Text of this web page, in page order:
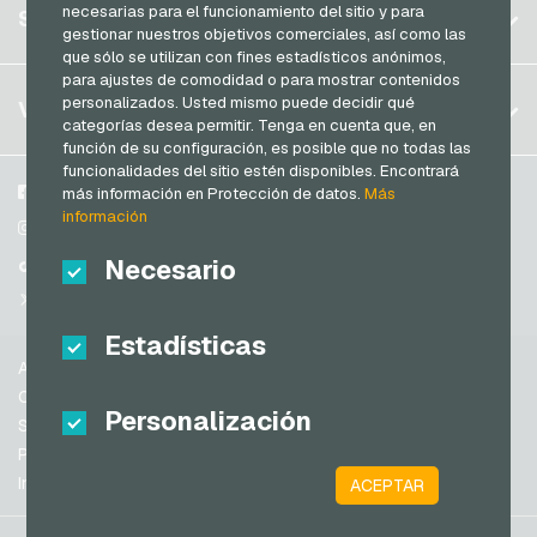
necesarias para el funcionamiento del sitio y para
gestionar nuestros objetivos comerciales, así como las
que sólo se utilizan con fines estadísticos anónimos,
para ajustes de comodidad o para mostrar contenidos
personalizados. Usted mismo puede decidir qué
categorías desea permitir. Tenga en cuenta que, en
función de su configuración, es posible que no todas las
funcionalidades del sitio estén disponibles. Encontrará
más información en Protección de datos.Más
información
Necesario
Estadísticas
Personalización
ACEPTAR
Alemania (EN)
Francia
Italia
Países Bajos
Austria
Portugal
Suiza (DE)
Suiza (IT)
Estados Unidos de América (EN)
Registrar
Iniciar sesión
Mi carrito
SERVICIO
FAQ
Modos de pago
Condiciones generales&Derecho de revocación
Protección de datos
VGO-SHOP
Sobre nosotros
Participantes
Facebook
Instagram
TikTok
Ayuda
Condiciones generales
Seguridad y verificación
Protección de datos
Información legal